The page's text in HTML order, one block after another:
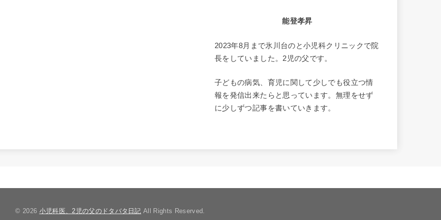
能登孝昇
2023年8月まで氷川台のと小児科クリニックで院
長をしていました。2児の父です。
子どもの病気、育児に関して少しでも役立つ情
報を発信出来たらと思っています。無理をせず
に少しずつ記事を書いていきます。
© 2026 小児科医、2児の父のドタバタ日記 All Rights Reserved.